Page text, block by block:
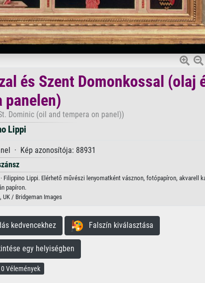
és Szent Domonkossal (olaj
panelen)
Dominic (oil and tempera on panel))
Lippi
· Kép azonosítója: 88931
Lippi. Elérhető művészi lenyomatként vásznon, fotópapíron, akvarell
papíron.
UK / Bridgeman Images
kedvencekhez Falszín kiválasztása
egy helyiségben
0 Vélemények